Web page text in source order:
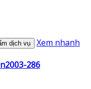
dịch vụ Xem nhanh
286